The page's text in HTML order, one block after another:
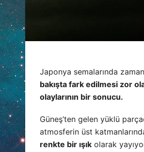
Japonya semalarında
bakışta fark edilmesi zor
olaylarının bir sonucu.
Güneş’ten gelen yüklü
atmosferin üst
renkte bir ışık olarak